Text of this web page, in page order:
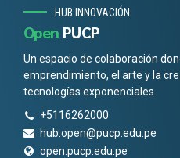
HUB INNOVACIÓN
Open PUCP
Un espacio de colaboración
emprendimiento, el arte y la
tecnologías exponenciales.
+5116262000
hub.open@pucp.edu.pe
open.pucp.edu.pe